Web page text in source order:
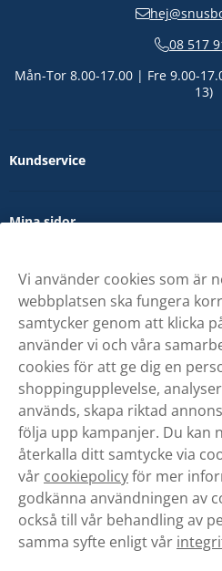
08 517
Mån-Tor 8.00-17.00 | Fre 9.00-
13)
Kundservice
Mina sidor
Om oss
Vi använder cookies som är
webbplatsen ska fungera
samtycker genom att klicka
använder vi och våra
cookies för att ge dig en
shoppingupplevelse,
används, skapa riktad
följa upp kampanjer. Du kan
återkalla ditt samtycke via
vår cookiepolicyför mer
godkänna användningen av
också till vår behandling av
samma syfte enligt vår